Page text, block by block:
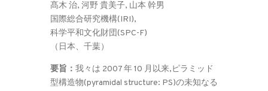
髙木 治, 河野 貴美子, 山本 幹男
国際総合研究機構(IRI),
科学平和文化財団(SPC-F)
（日本、千葉）
要旨： 我々は 2007 年 10 月以来,ピラミッド
型構造物(pyramidal structure: PS)の未知なる